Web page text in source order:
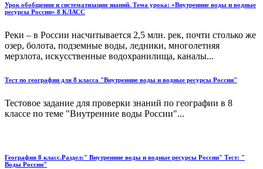
Урок обобщения и систематизации знаний. Тема урока: «Внутренние воды и водные
ресурсы России» 8 КЛАСС
Реки – в России насчитывается 2,5 млн. рек, почти столько же
озер, болота, подземные воды, ледники, многолетняя
мерзлота, искусственные водохранилища, каналы...
Тест по географии для 8 класса "Внутренние воды и водные ресурсы России"
Тестовое задание для проверки знаний по географии в 8
классе по теме "Внутренние воды России"...
География 8 класс.Раздел:" Внутренние воды и водные ресурсы России" Тест: "
Воды России"